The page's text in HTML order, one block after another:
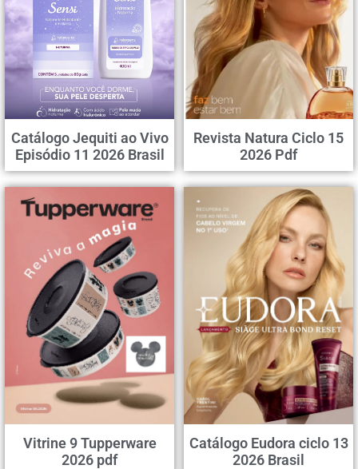
Catálogo Jequiti ao Vivo
Episódio 11 2026 Brasil
Revista Natura Ciclo 15
2026 Pdf
Vitrine 9 Tupperware
2026 pdf
Catálogo Eudora ciclo 13
2026 Brasil